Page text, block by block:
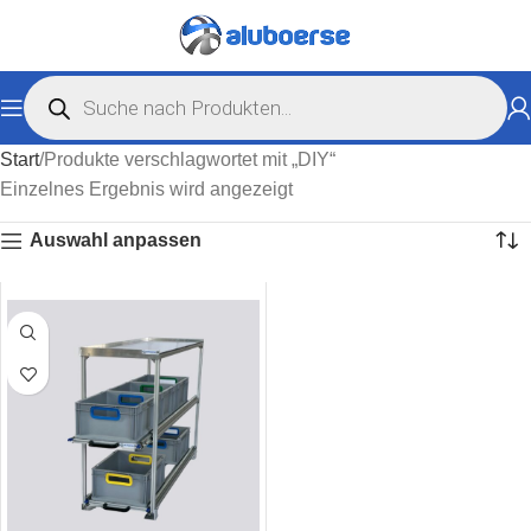
Start Produkte verschlagwortet mit „DIY“
Einzelnes Ergebnis wird angezeigt
Auswahl anpassen